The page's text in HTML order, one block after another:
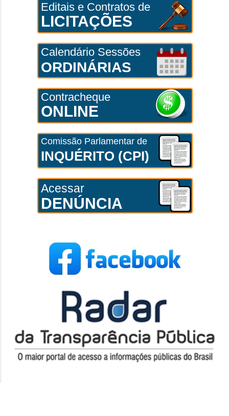
Editais e Contratos de
LICITAÇÕES
Calendário Sessões
ORDINÁRIAS
Contracheque
ONLINE
Comissão Parlamentar de
INQUÉRITO (CPI)
Acessar
DENÚNCIA